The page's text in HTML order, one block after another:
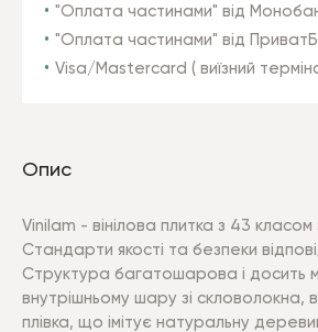
"Оплата частинами" від
"Оплата частинами" від
Visa/Mastercard ( виїзний
Опис
Vinilam - вінілова плитка з 43 класом
Стандарти якості та безпеки
Структура багатошарова і досить
внутрішньому шару зі скловолокна,
плівка, що імітує натуральну